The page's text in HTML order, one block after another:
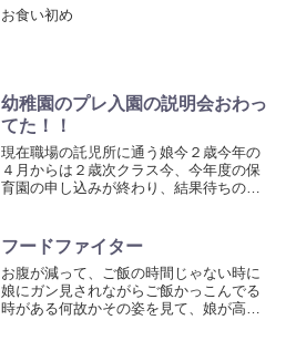
お食い初め
幼稚園のプレ入園の説明会おわっ
てた！！
現在職場の託児所に通う娘今２歳今年の
４月からは２歳次クラス今、今年度の保
育園の申し込みが終わり、結果待ちの段
は今年度いっぱいかなとかんがえている
３歳の子供同士の関わりや幼...
フードファイター
お腹が減って、ご飯の時間じゃない時に
娘にガン見されながらご飯かっこんでる
時がある何故かその姿を見て、娘が高い